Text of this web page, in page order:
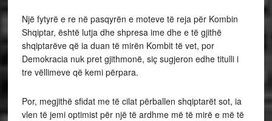
Një fytyrë e re në pasqyrën e moteve të reja për Kombin
Shqiptar, është lutja dhe shpresa ime dhe e të gjithë
shqiptarëve që ia duan të mirën Kombit të vet, por
Demokracia nuk pret gjithmonë, siç sugjeron edhe titulli i
tre vëllimeve që kemi përpara.
Por, megjithë sfidat me të cilat përballen shqiptarët sot, ia
vlen të jemi optimist për një të ardhme më të mirë e më të